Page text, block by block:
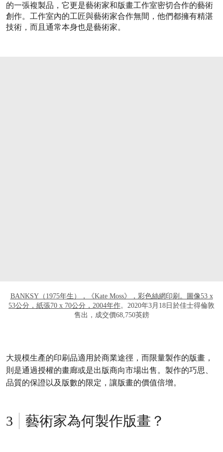
的一張複製品，它更是藝術家和版畫工作室密切合作的藝術
創作。工作室內的工匠與藝術家合作無間，他們都擁有精湛
技術，而且通常本身也是藝術家。
BANKSY（1975年生），《Kate Moss》，彩色絲網印刷。圖像53 x
53公分，紙張70 x 70公分，2004年作。2020年3月18日於佳士得倫敦
售出，成交價68,750英鎊
大規模生產的印刷品適用於商業途徑，而限量製作的版畫，
則是通過授權的畫廊或是出版商向市場出售。製作的巧思、
品質的保證以及版數的限定，讓版畫的價值倍增。
藝術家為何製作版畫？